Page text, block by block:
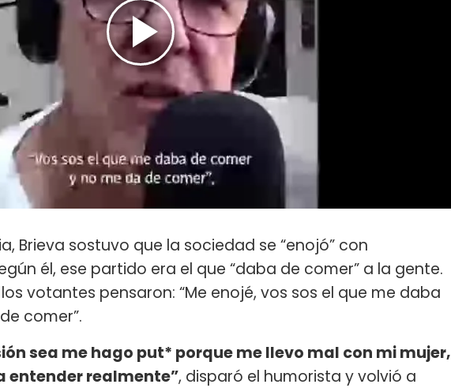
Brieva sostuvo que la sociedad se “enojó” con
él, ese partido era el que “daba de comer” a la gente.
votantes pensaron: “Me enojé, vos sos el que me daba
comer”.
sea me hago put* porque me llevo mal con mi mujer,
entender realmente”, disparó el humorista y volvió a